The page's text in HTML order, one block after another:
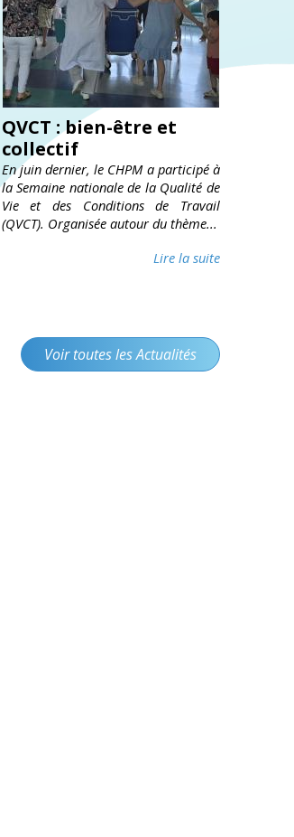
QVCT : bien-être et
collectif
En juin dernier, le CHPM a participé à
la Semaine nationale de la Qualité de
Vie et des Conditions de Travail
(QVCT). Organisée autour du thème...
Lire la suite
Voir toutes les Actualités